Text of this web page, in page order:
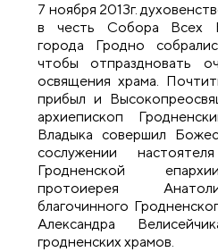
7 ноября 2013г.
в честь Собора Всех
города Гродно
чтобы отпраздновать
освящения храма.
прибыл и
архиепископ
Владыка совершил
сослужении
Гродненской
протоиерея
благочинного
Александра
гродненских храмов.